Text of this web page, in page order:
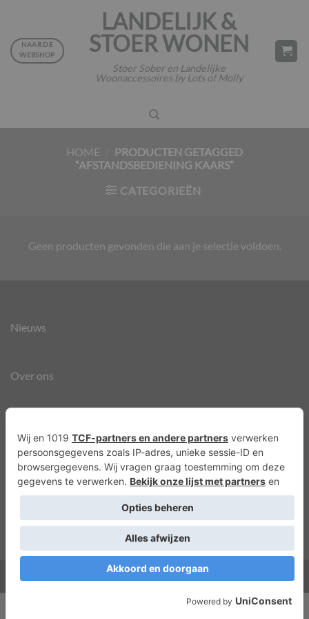
inhoud
LANDELIJK &
STOER WONEN
Stoer Sober en Landelijke
Woonaccessoires by Lots of Molly
NAAR DE
WEBSHOP
HOME
PRODUCTEN GETAGGED
“AFSTANDSBEDIENING KAARS”
CATEGORIEËN
Geen producten gevonden die aan je selectie voldoen.
Nieuws
Over ons
Privacyverklaring
Cookies
Copyright 2026 ©Lots of Molly